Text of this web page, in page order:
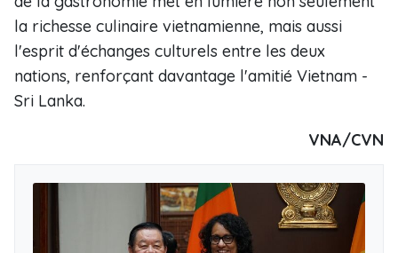
la richesse culinaire vietnamienne, mais aussi
l'esprit d'échanges culturels entre les deux
nations, renforçant davantage l'amitié Vietnam -
Sri Lanka.
VNA/CVN